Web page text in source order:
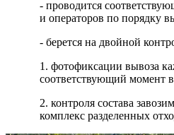
- проводится
и операторов по порядку
- берется на двойной
1. фотофиксации вывоза
соответствующий момент
2. контроля состава
комплекс разделенных